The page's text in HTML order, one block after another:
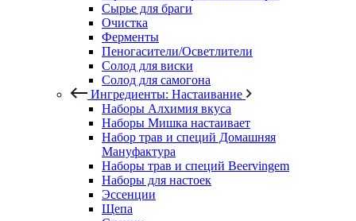
Сырье для браги
Очистка
Ферменты
Пеногасители/Осветлители
Солод для виски
Солод для самогона
Ингредиенты: Настаивание
Наборы Алхимия вкуса
Наборы Мишка настаивает
Набор трав и специй Домашняя
Мануфактура
Наборы трав и специй Beervingem
Наборы для настоек
Эссенции
Щепа